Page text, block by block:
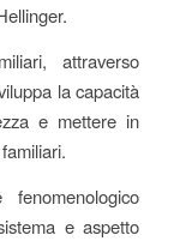
attraverso
la capacità
e mettere in
e aspetto